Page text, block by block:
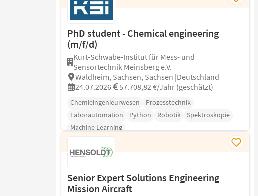
PhD student - Chemical engineering
(m/f/d)
Kurt-Schwabe-Institut für Mess- und
Sensortechnik Meinsberg e.V.
Waldheim, Sachsen, Sachsen |Deutschland
24.07.2026
57.708,82 €/Jahr (geschätzt)
Chemieingenieurwesen
Prozesstechnik
Laborautomation
Python Robotik
Spektroskopie
Machine Learning
Senior Expert Solutions Engineering
Mission Aircraft